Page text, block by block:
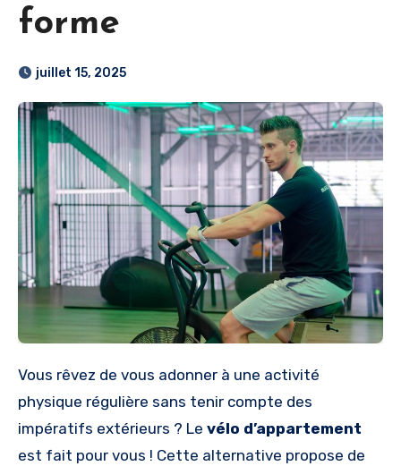
forme
juillet 15, 2025
Vous rêvez de vous adonner à une activité
physique régulière sans tenir compte des
impératifs extérieurs ? Le vélo d’appartement
est fait pour vous ! Cette alternative propose de